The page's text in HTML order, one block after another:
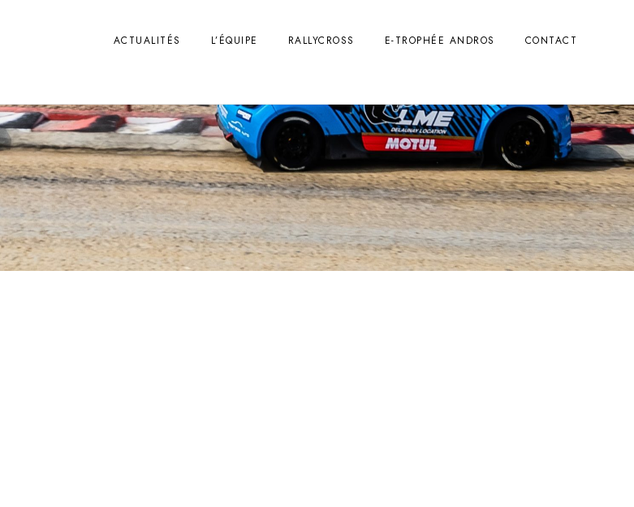
ACTUALITÉS L’ÉQUIPE RALLYCROSS E-TROPHÉE ANDROS CONTACT